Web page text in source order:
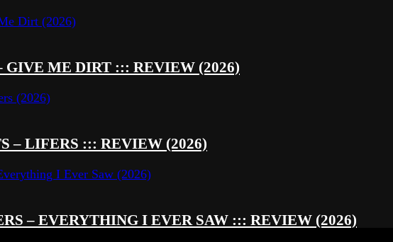
GIVE ME DIRT ::: REVIEW (2026)
– LIFERS ::: REVIEW (2026)
– EVERYTHING I EVER SAW ::: REVIEW (2026)